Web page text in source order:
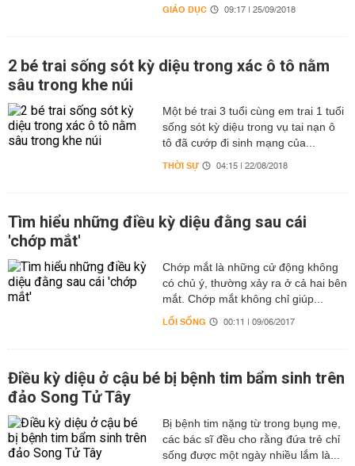
GIÁO DỤC 09:17 | 25/09/2018
2 bé trai sống sót kỳ diệu trong xác ô tô nằm
sâu trong khe núi
Một bé trai 3 tuổi cùng em trai 1 tuổi
sống sót kỳ diệu trong vụ tai nạn ô
tô đã cướp đi sinh mạng của...
THỜI SỰ 04:15 | 22/08/2018
Tìm hiểu những điều kỳ diệu đằng sau cái
'chớp mắt'
Chớp mắt là những cử động không
có chủ ý, thường xảy ra ở cả hai bên
mắt. Chớp mắt không chỉ giúp...
LỐI SỐNG 00:11 | 09/06/2017
Điều kỳ diệu ở cậu bé bị bệnh tim bẩm sinh trên
đảo Song Tử Tây
Bị bệnh tim nặng từ trong bụng mẹ,
các bác sĩ đều cho rằng đứa trẻ chỉ
sống được một ngày nhiều lắm là...